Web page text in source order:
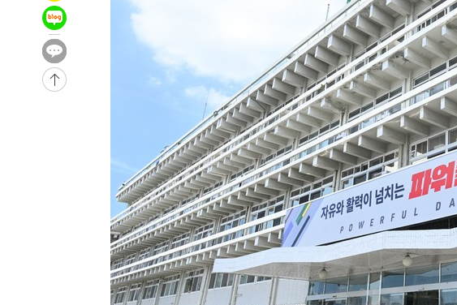
-17053초 전 >
축구협회, 15년 전 심판 성 접대 파문에 "현재는 내부 지침 준수"
-15738초 전 >
경찰, '홍명보는 2순위' 결론냈던 스포츠윤리센터도 압수수색
-1334초 전 >
[속보]합참 "北 발사체는 단거리탄도미사일…감시·경계태세 강화"
-1082초 전 >
日방위성, 北이 동해로 쏜 발사체는 탄도미사일 가능성
[속보] SKT, 에이닷 서비스 장애 발생…"원인 파악 중"
[속보]합참 "북, 동해상으로 미상 발사체 발사"
'낮 최고 39도' 불볕더위…한밤 열대야도 계속[내일날씨]
[속보]7~9일 프로야구 3연전도 폭염 취소…11일 재개
"韓 외환시장 개입 관측 배경엔 美의 대한국 무역적자 있어"
'월드컵 탈락 후폭풍' 축구협회…초유의 압수수색에 '충격·당황'
서울 낮 37.9도, 올여름 최고치 경신…영등포 순간 '40도'
[속보]종합특검, 대검 추가 압수수색…내란 중요임무종사 혐의
[속보]코스닥, 800p 회복…0.26% 오른 801.67 마감